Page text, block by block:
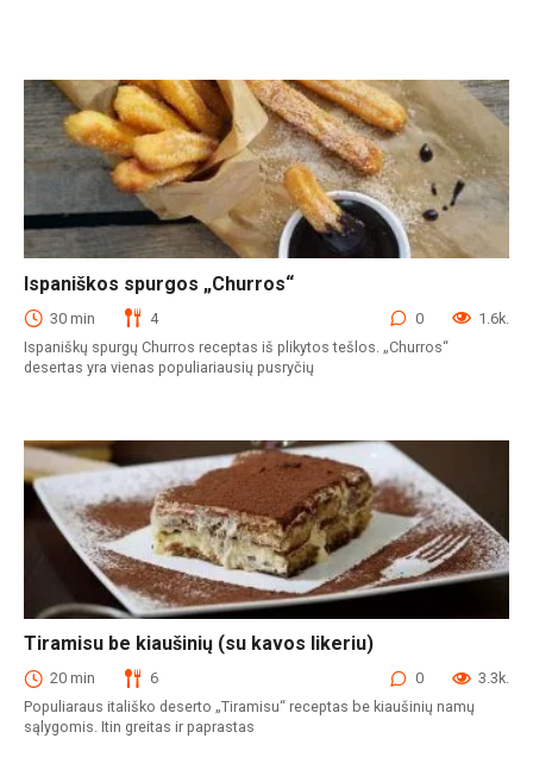
Ispaniškos spurgos „Churros“
30 min 4 0
1.6k.
Ispaniškų spurgų Churros receptas iš plikytos tešlos. „Churros“
desertas yra vienas populiariausių pusryčių
Tiramisu be kiaušinių (su kavos likeriu)
20 min 6 0
3.3k.
Populiaraus itališko deserto „Tiramisu“ receptas be kiaušinių namų
sąlygomis. Itin greitas ir paprastas